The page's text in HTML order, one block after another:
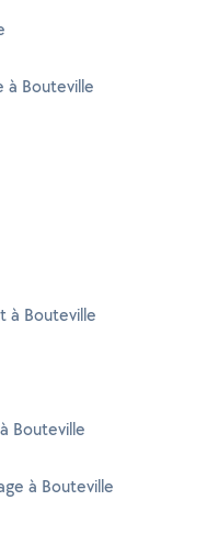
à Bouteville
à Bouteville
Bouteville
à Bouteville